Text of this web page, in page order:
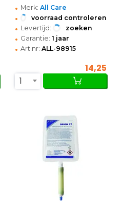
• Merk: All Care
• voorraad controleren
• Levertijd: zoeken
• Garantie: 1 jaar
• Art.nr: ALL-98915
14,25
1